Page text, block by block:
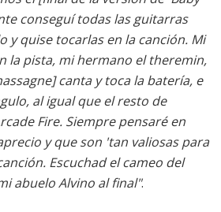
conseguí todas las guitarras
y quise tocarlas en la canción. Mi
la pista, mi hermano el theremin,
canta y toca la batería, e
al igual que el resto de
Fire. Siempre pensaré en
y que son 'tan valiosas para
Escuchad el cameo del
abuelo Alvino al final".